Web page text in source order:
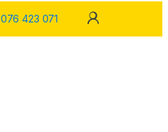
076 423 071